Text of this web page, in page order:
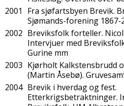
2001
Fra sjøfartsbyen Brevik.
Sjømands-forening 1867-
2002 Breviksfolk forteller.
Intervjuer med
Gurine mm
2003 Kjørholt Kalkstensbrudd
(Martin Åsebø).
2004 Brevik i hverdag og fest.
Etterkrigsbetraktninger.